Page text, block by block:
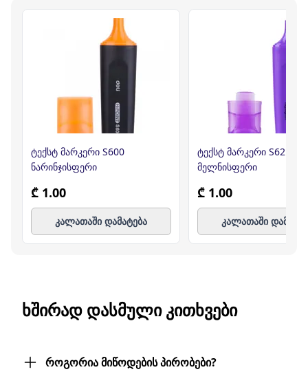
ტექსტ მარკერი S600
ნარინჯისფერი
₾ 1.00
კალათაში დამატება
ტექსტ მარკერი S621/P
მელნისფერი
₾ 1.00
კალათაში
ᲮᲨᲘᲠᲐᲓ ᲓᲐᲡᲛᲣᲚᲘ ᲙᲘᲗᲮᲕᲔᲑᲘ
როგორია მიწოდების პირობები?